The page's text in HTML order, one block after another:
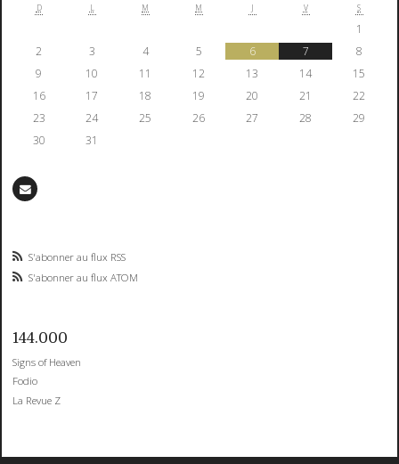
D L M M J V S
1
2
3 4 5 6 7
8
9
10 11 12 13 14
15
16
17 18 19 20 21
22
23
24 25 26 27 28
29
30
31
S'abonner au flux RSS
S'abonner au flux ATOM
144.000
Signs of Heaven
Fodio
La Revue Z